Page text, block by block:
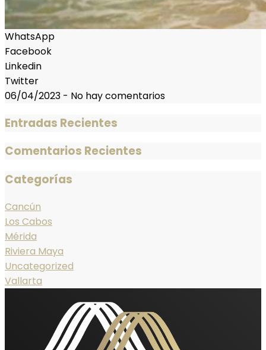
WhatsApp
Facebook
Linkedin
Twitter
06/04/2023 - No hay comentarios
Entradas Recientes
Comentarios Recientes
Categorías
Cancún
Los Cabos
Mérida
Riviera Maya
Uncategorized
Vallarta